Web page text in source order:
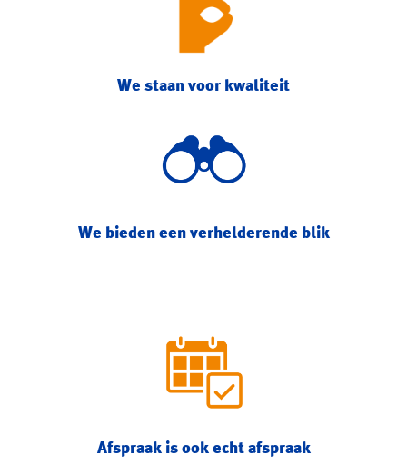
We staan voor kwaliteit
We bieden een verhelderende blik
Afspraak is ook echt afspraak